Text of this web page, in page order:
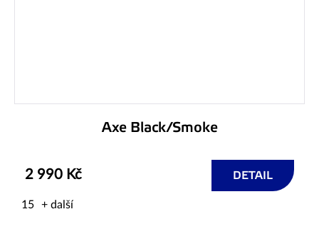
Axe Black/Smoke
2 990 Kč DETAIL
15 + další